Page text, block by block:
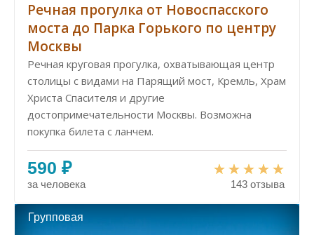
Речная прогулка от Новоспасского
моста до Парка Горького по центру
Москвы
Речная круговая прогулка, охватывающая центр
столицы с видами на Парящий мост, Кремль, Храм
Христа Спасителя и другие
достопримечательности Москвы. Возможна
покупка билета с ланчем.
590 ₽
за человека 143 отзыва
Групповая